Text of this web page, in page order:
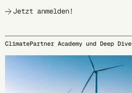
Jetzt anmelden!
ClimatePartner Academy und Deep Dive
27.10.